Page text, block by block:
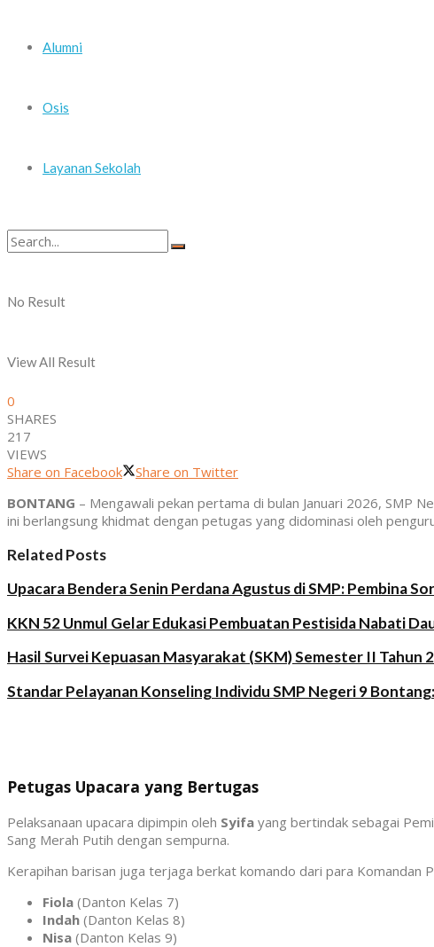
Alumni
Osis
Layanan Sekolah
No Result
View All Result
0
SHARES
217
VIEWS
Share on Facebook
Share on Twitter
BONTANG – Mengawali pekan pertama di bulan Januari 2026, SMP
ini berlangsung khidmat dengan petugas yang didominasi oleh
Related Posts
Upacara Bendera Senin Perdana Agustus di SMP: Pembina
KKN 52 Unmul Gelar Edukasi Pembuatan Pestisida Nabati
Hasil Survei Kepuasan Masyarakat (SKM) Semester II Tahun
Standar Pelayanan Konseling Individu SMP Negeri 9
Petugas Upacara yang Bertugas
Pelaksanaan upacara dipimpin oleh Syifa yang bertindak sebagai
Sang Merah Putih dengan sempurna.
Kerapihan barisan juga terjaga berkat komando dari para Komandan
Fiola (Danton Kelas 7)
Indah (Danton Kelas 8)
Nisa (Danton Kelas 9)